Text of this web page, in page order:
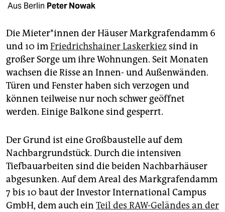
fragen & hilfe
unterstützen
abo
genossenschaft
epaper login
Aus Berlin Peter Nowak
Die Mie­te­r*in­nen der Häuser Markgrafendamm 6
und 10 imFriedrichshainer Laskerkiez sind in
großer Sorge um ihre Wohnungen. Seit Monaten
wachsen die Risse an Innen- und Außenwänden.
Türen und Fenster haben sich verzogen und
können teilweise nur noch schwer geöffnet
werden. Einige Balkone sind gesperrt.
Der Grund ist eine Großbaustelle auf dem
Nachbargrundstück. Durch die intensiven
Tiefbauarbeiten sind die beiden Nachbarhäuser
abgesunken. Auf dem Areal des Markgrafendamm
7 bis 10 baut der Investor International Campus
GmbH, dem auch ein Teil des RAW-Geländes an der